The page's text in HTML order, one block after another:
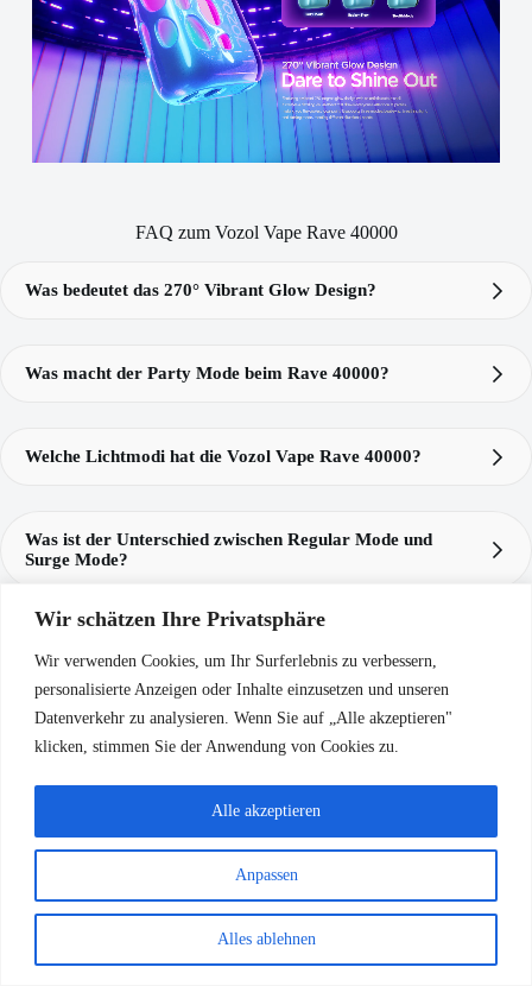
Wir schätzen Ihre Privatsphäre
Wir verwenden Cookies, um Ihr Surferlebnis zu verbessern,
personalisierte Anzeigen oder Inhalte einzusetzen und unseren
Datenverkehr zu analysieren. Wenn Sie auf „Alle akzeptieren"
klicken, stimmen Sie der Anwendung von Cookies zu.
Anpassen
Alles ablehnen
Alle akzeptieren
FAQ zum Vozol Vape Rave 40000
Was bedeutet das 270° Vibrant Glow Design?
Was macht der Party Mode beim Rave 40000?
Welche Lichtmodi hat die Vozol Vape Rave 40000?
Radiant Flow
Was ist der Unterschied zwischen Regular Mode und
Surge Mode?
Rave 40000
Eclipse-Vaping-Animation
Vozol Rave 40k
Wie schnell lädt der Vozol Vape Rave 40000 auf?
Kostenloser weltweiter
Versand